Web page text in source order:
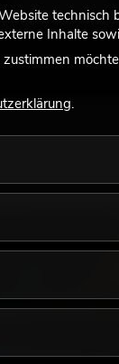
technisch
Inhalte
.